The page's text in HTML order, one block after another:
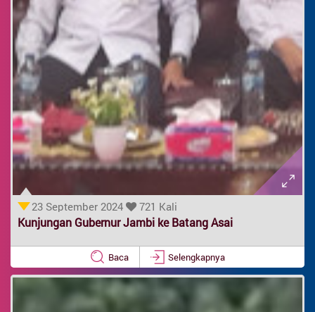
23 September 2024 721 Kali
Kunjungan Gubernur Jambi ke Batang Asai
Baca Selengkapnya